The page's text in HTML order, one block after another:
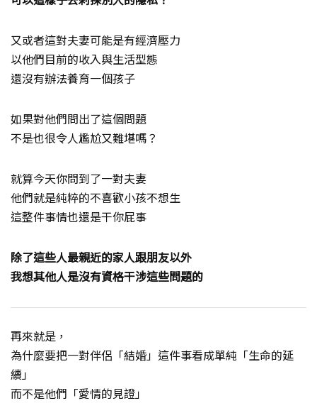
又或者這對夫妻可能是有經濟壓力
以他們目前的收入與生活型態
還沒有辦法養育一個孩子
如果對他們問出了這個問題
不是也很令人尷尬又難堪嗎？
就算今天你問到了一對夫妻
他們就是純粹的不喜歡小孩不想生
這整件事情也還是干你屁事
除了這些人最親近的家人跟朋友以外
我想其他人是沒有資格干涉這些問題的
再來就是，
為什麼要把一對伴侶「結婚」這件事看成單純「生命的延
續」
而不是他們「愛情的見證」